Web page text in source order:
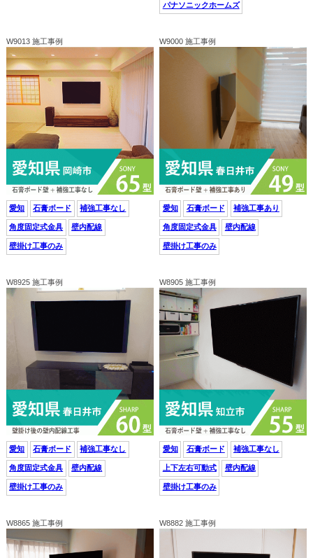
パナソニックホームズ
W9013 施工事例
愛知 石膏ボード 補強工事なし
角度固定式金具 壁内配線
壁掛け工事のみ
W9000 施工事例
愛知 石膏ボード 補強工事あり
角度固定式金具 壁内配線
壁掛け工事のみ
W8925 施工事例
愛知 石膏ボード 補強工事なし
角度固定式金具 壁内配線
壁掛け工事のみ
W8905 施工事例
愛知 石膏ボード 補強工事なし
上下左右可動式 壁内配線
壁掛け工事のみ
W8865 施工事例 W8882 施工事例